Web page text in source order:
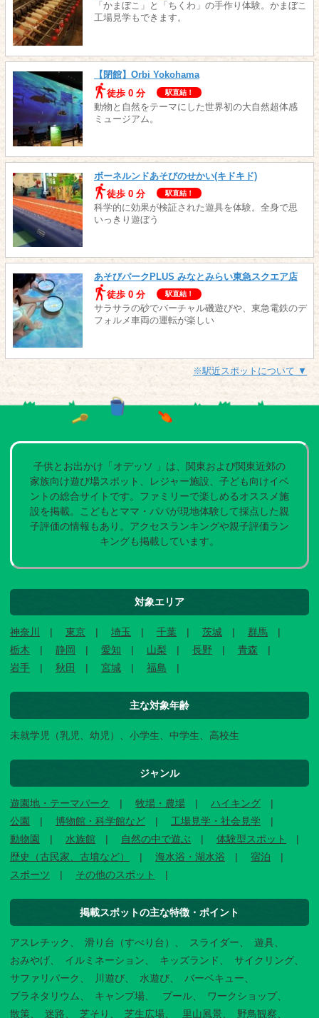
「かまぼこ」と「ちくわ」の手作り体験。かまぼこ
工場見学もできます。
【閉館】Orbi Yokohama
徒歩 0 分
駅直結！
動物と自然をテーマにした世界初の大自然超体感
ミュージアム。
ボーネルンドあそびのせかい(キドキド)
徒歩 0 分
駅直結！
科学的に効果が検証された遊具を体験。全身で思
いっきり遊ぼう
あそびパークPLUS みなとみらい東急スクエア店
徒歩 0 分
駅直結！
サラサラの砂でバーチャル磯遊びや、東急電鉄のデ
フォルメ車両の運転が楽しい
※駅近スポットについて ▼
子供とお出かけ「オデッソ 」は、関東および関東近郊の
家族向け遊び場スポット、レジャー施設、子ども向けイベ
ントの総合サイトです。ファミリーで楽しめるオススメ施
設を掲載。こどもとママ・パパが現地体験して採点した親
子評価の情報もあり。アクセスランキングや親子評価ラン
キングも掲載しています。
対象エリア
神奈川 東京 埼玉 千葉 茨城
群馬
栃木
静岡 愛知 山梨 長野
青森
岩手
秋田 宮城 福島
主な対象年齢
未就学児（乳児、幼児）、小学生、中学生、高校生
ジャンル
遊園地・テーマパーク 牧場・農場
ハイキング
公園
博物館・科学館など
工場見学・社会見学
動物園
水族館 自然の中で遊ぶ
体験型スポット
歴史（古民家、古墳など）
海水浴・湖水浴
宿泊
スポーツ
その他のスポット
掲載スポットの主な特徴・ポイント
アスレチック 滑り台（すべり台） スライダー
遊具
おみやげ
イルミネーション キッズランド
サイクリング
サファリパーク
川遊び 水遊び
バーベキュー
プラネタリウム
キャンプ場 プール
ワークショップ
散策
迷路 芝そり 芝生広場 里山風景 野鳥観察